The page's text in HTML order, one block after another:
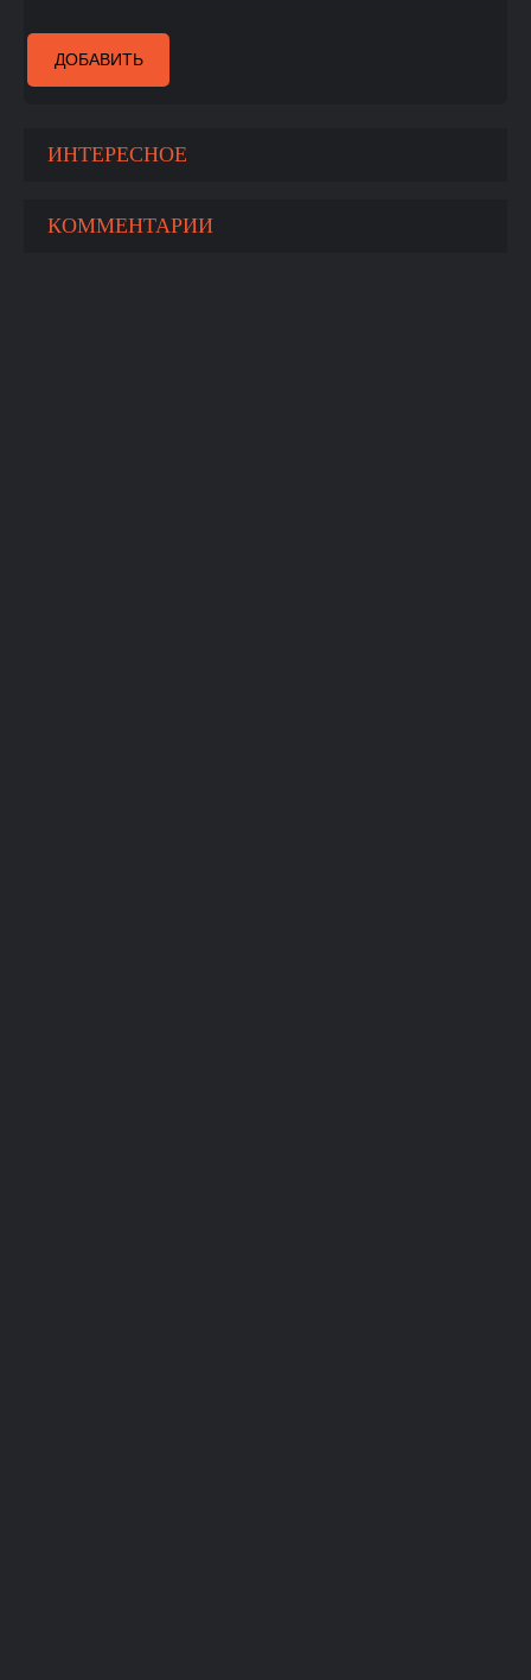
ДОБАВИТЬ
ИНТЕРЕСНОЕ
КОММЕНТАРИИ